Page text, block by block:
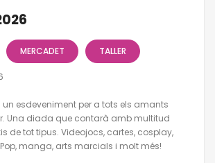
MERCADET TALLER
un esdeveniment per a tots els amants
Una diada que contarà amb multitud
de tot tipus. Videojocs, cartes, cosplay,
manga, arts marcials i molt més!